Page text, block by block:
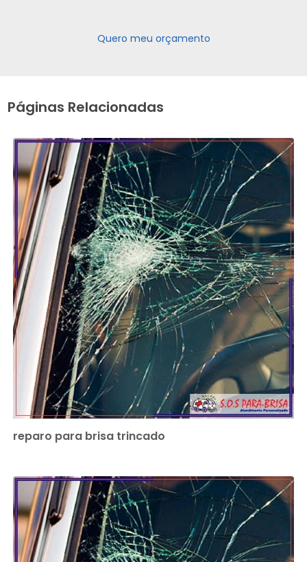
Quero meu orçamento
Páginas Relacionadas
reparo para brisa trincado